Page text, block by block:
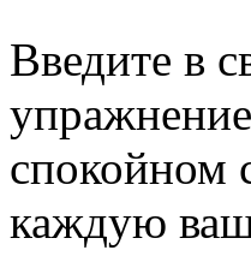
Введите в
спокойном
каждую